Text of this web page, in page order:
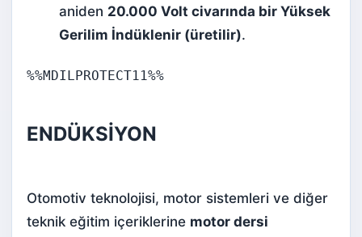
aniden 20.000 Volt civarında bir Yüksek
Gerilim İndüklenir (üretilir).
%%MDILPROTECT11%%
ENDÜKSİYON
Otomotiv teknolojisi, motor sistemleri ve diğer
teknik eğitim içeriklerine motor dersi